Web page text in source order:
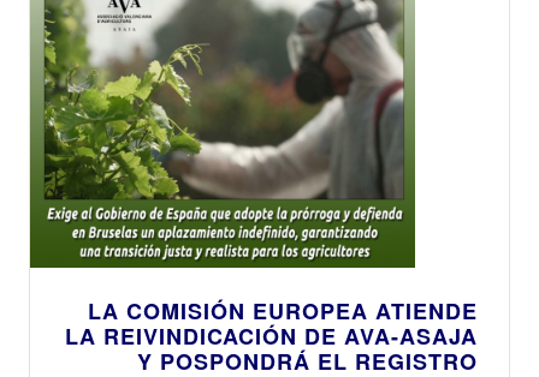
LA COMISIÓN EUROPEA ATIENDE
LA REIVINDICACIÓN DE AVA-ASAJA
Y POSPONDRÁ EL REGISTRO